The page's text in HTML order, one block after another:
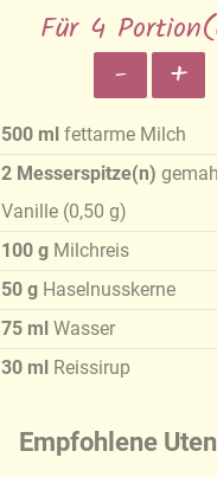
Für 4
- +
500 ml fettarme Milch
2 Messerspitze(n)
Vanille (0,50 g)
100 g Milchreis
50 g Haselnusskerne
75 ml Wasser
30 ml Reissirup
Empfohlene